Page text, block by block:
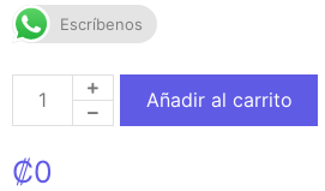
Escríbenos
Añadir al carrito
₡0